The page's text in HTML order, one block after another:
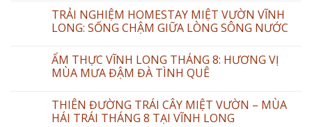
TRẢI NGHIỆM HOMESTAY MIỆT VƯỜN VĨNH
LONG: SỐNG CHẬM GIỮA LÒNG SÔNG NƯỚC
ẨM THỰC VĨNH LONG THÁNG 8: HƯƠNG VỊ
MÙA MƯA ĐẬM ĐÀ TÌNH QUÊ
THIÊN ĐƯỜNG TRÁI CÂY MIỆT VƯỜN – MÙA
HÁI TRÁI THÁNG 8 TẠI VĨNH LONG